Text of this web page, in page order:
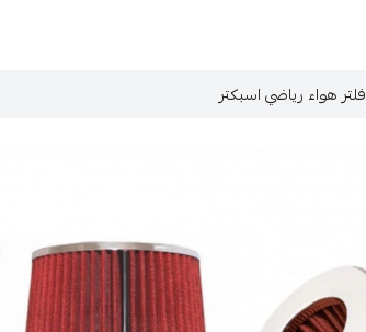
فلتر هواء رياضي اسبكتر